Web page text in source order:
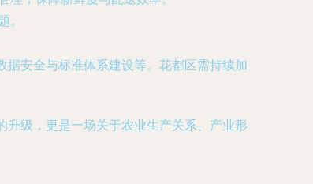
。
安全与标准体系建设等。花都区需持续加
级，更是一场关于农业生产关系、产业形